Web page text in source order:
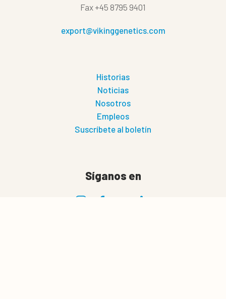
Fax +45 8795 9401
export@vikinggenetics.com
Historias
Noticias
Nosotros
Empleos
Suscríbete al boletín
Síganos en